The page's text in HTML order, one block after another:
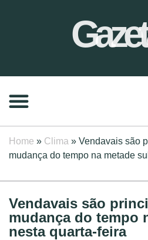
Home » Clima » Vendavais são
mudança do tempo na metade
Vendavais são
mudança do tempo
nesta quarta-feira